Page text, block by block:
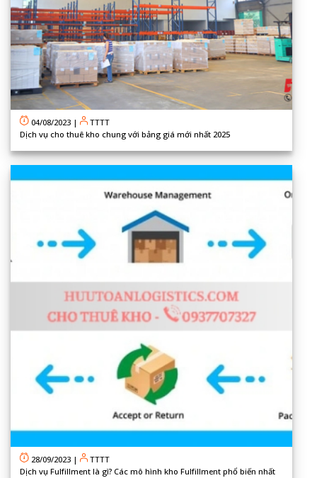
04/08/2023 |
TTTT
Dịch vụ cho thuê kho chung với bảng giá mới nhất 2025
28/09/2023 |
TTTT
Dịch vụ Fulfillment là gì? Các mô hình kho Fulfillment phổ biến nhất